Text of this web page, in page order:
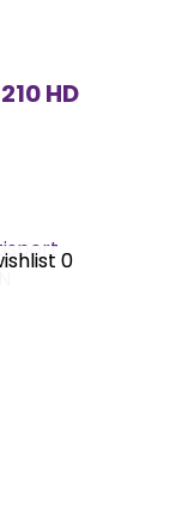
HD
0
0